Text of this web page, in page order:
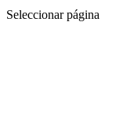
Seleccionar página